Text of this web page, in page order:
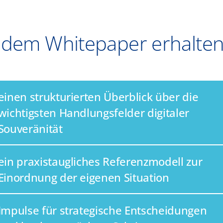
Whitepaper
strukturierten Überblick über die
Handlungsfelder digitaler
praxistaugliches Referenzmodell zur
der eigenen Situation
für strategische Entscheidungen